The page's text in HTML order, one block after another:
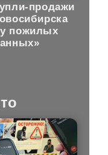
продажи
пожилых